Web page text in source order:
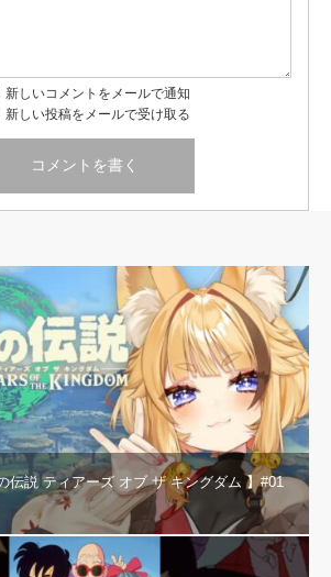
新しいコメントをメールで通知
新しい投稿をメールで受け取る
伝説 ティアーズ オブ ザ キングダム 】#01